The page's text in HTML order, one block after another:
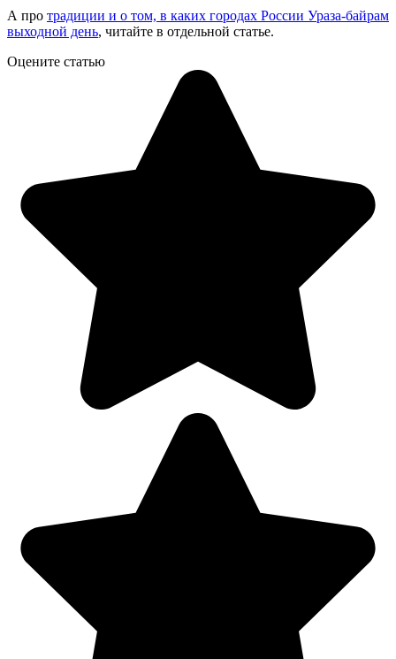
А про традиции и о том, в каких городах России Ураза-байрам
выходной день, читайте в отдельной статье.
Оцените статью